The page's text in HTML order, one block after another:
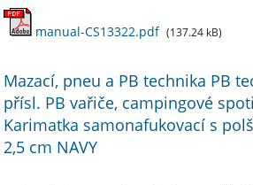
manual-CS13322.pdf (137.24 kB)
Mazací, pneu a PB technika PB
přísl. PB vařiče, campingové
Karimatka samonafukovací s
2,5 cm NAVY